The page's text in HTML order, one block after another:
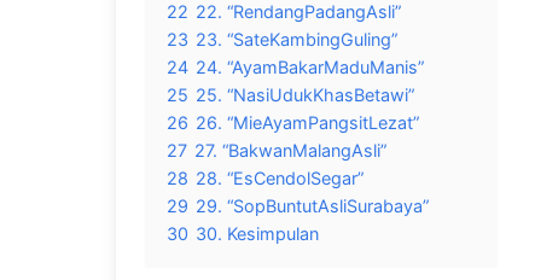
22 22. “RendangPadangAsli”
23 23. “SateKambingGuling”
24 24. “AyamBakarMaduManis”
25 25. “NasiUdukKhasBetawi”
26 26. “MieAyamPangsitLezat”
27 27. “BakwanMalangAsli”
28 28. “EsCendolSegar”
29 29. “SopBuntutAsliSurabaya”
30 30. Kesimpulan